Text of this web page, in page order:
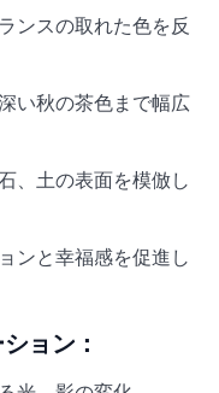
ンスの取れた色を反
い秋の茶色まで幅広
、土の表面を模倣し
ンと幸福感を促進し
ョン：